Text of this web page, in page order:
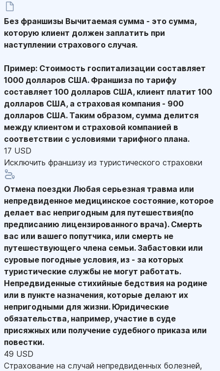
Без франшизы Вычитаемая сумма - это сумма,
которую клиент должен заплатить при
наступлении страхового случая.
Пример: Стоимость госпитализации составляет
1000 долларов США. Франшиза по тарифу
составляет 100 долларов США, клиент платит 100
долларов США, а страховая компания - 900
долларов США. Таким образом, сумма делится
между клиентом и страховой компанией в
соответствии с условиями тарифного плана.
17 USD
Исключить франшизу из туристического страховки
Отмена поездки Любая серьезная травма или
непредвиденное медицинское состояние, которое
делает вас непригодным для путешествия(по
предписанию лицензированного врача). Смерть
вас или вашего попутчика, или смерть не
путешествующего члена семьи. Забастовки или
суровые погодные условия, из - за которых
туристические службы не могут работать.
Непредвиденные стихийные бедствия на родине
или в пункте назначения, которые делают их
непригодными для жизни. Юридические
обязательства, например, участие в суде
присяжных или получение судебного приказа или
повестки.
49 USD
Страхование на случай непредвиденных болезней,